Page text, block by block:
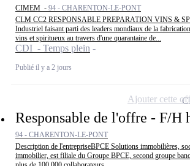
CIMEM - 94 - CHARENTON-LE-PONT
CLM CC2 RESPONSABLE PREPARATION VINS &
Industriel faisant parti des leaders mondiaux de la
vins et spiritueux au travers d'une quarantaine de...
CDI - Temps plein
Publié il y a 2 jours
Responsable de l'offre - F/H
94 - CHARENTON-LE-PONT
Description de l'entrepriseBPCE Solutions immobilières,
immobilier, est filiale du Groupe BPCE, second groupe
Ajouter cette